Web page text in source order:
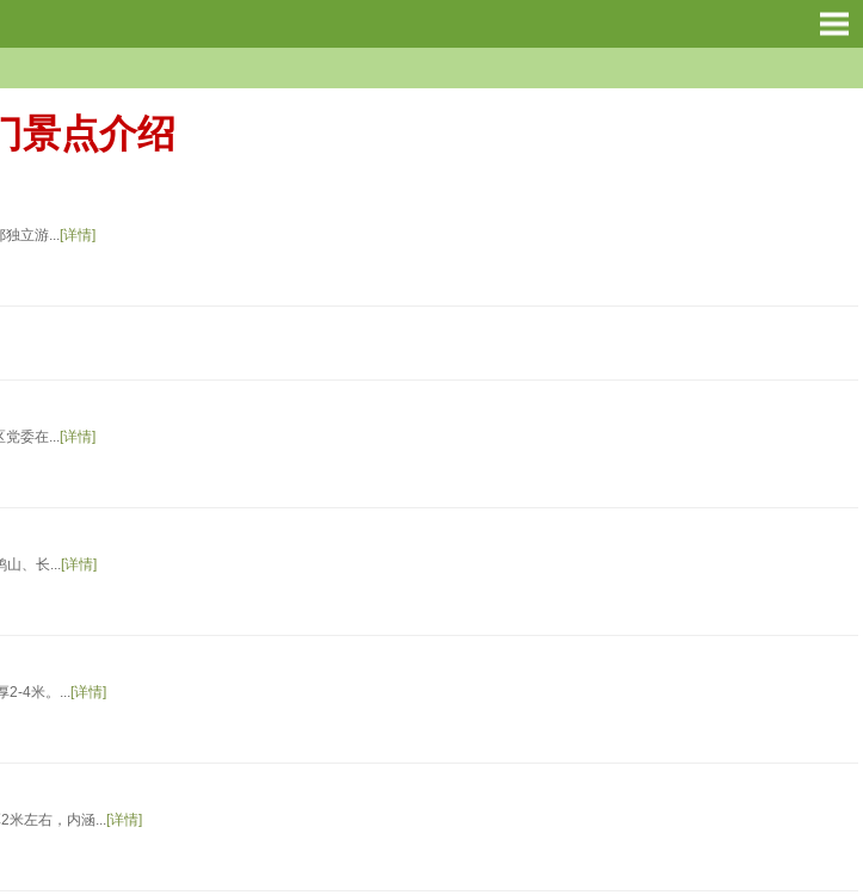
景点介绍
独立游...[详情]
党委在...[详情]
山、长...[详情]
2-4米。...[详情]
米左右，内涵...[详情]